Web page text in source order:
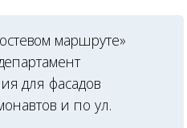
маршруте»
для фасадов
и по ул.